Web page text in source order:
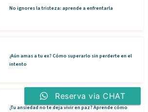
No ignores la tristeza: aprende a enfrentarla
¿Aún amas a tu ex? Cómo superarlo sin perderte en el
intento
¿Tu ansiedad no te deja vivir en paz? Aprende cómo
Reserva via CHAT